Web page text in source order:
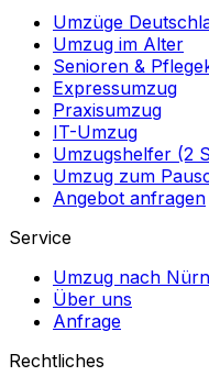
Umzüge
Umzug im Alter
Senioren &
Expressumzug
Praxisumzug
IT-Umzug
Umzugshelfer (2
Umzug zum
Angebot anfragen
Service
Umzug nach
Über uns
Anfrage
Rechtliches